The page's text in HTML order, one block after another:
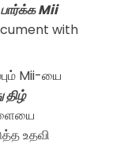
பார்க்க Mii
with
Mii-யை
திழ்
உதவி